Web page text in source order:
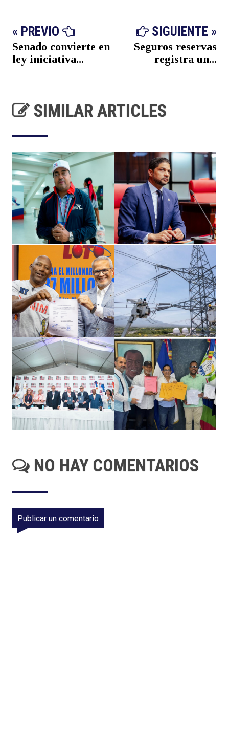
« PREVIO
Senado convierte en
ley iniciativa...
SIGUIENTE »
Seguros reservas
registra un...
SIMILAR ARTICLES
NO HAY COMENTARIOS
Publicar un comentario